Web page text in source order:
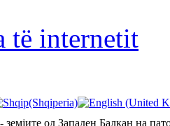
të internetit
земјите од Западен Балкан на